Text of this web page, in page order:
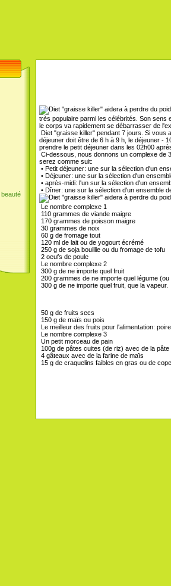
très populaire parmi les célébrités. Son sens
le corps va rapidement se débarrasser de
Diet "graisse killer" pendant 7 jours. Si vous
déjeuner doit être de 6 h à 9 h, le déjeuner -
prendre le petit déjeuner dans les 02h00
Ci-dessous, nous donnons un complexe de
serez comme suit:
• Petit déjeuner: une sur la sélection d'un
• Déjeuner: une sur la sélection d'un
• après-midi: l'un sur la sélection d'un
• Dîner: une sur la sélection d'un ensemble
Le nombre complexe 1
110 grammes de viande maigre
170 grammes de poisson maigre
30 grammes de noix
60 g de fromage tout
120 ml de lait ou de yogourt écrémé
250 g de soja bouillie ou du fromage de tofu
2 oeufs de poule
Le nombre complexe 2
300 g de ne importe quel fruit
200 grammes de ne importe quel légume (ou
300 g de ne importe quel fruit, que la vapeur.
50 g de fruits secs
150 g de maïs ou pois
Le meilleur des fruits pour l'alimentation:
Le nombre complexe 3
Un petit morceau de pain
100g de pâtes cuites (de riz) avec de la pâte
4 gâteaux avec de la farine de maïs
15 g de craquelins faibles en gras ou de